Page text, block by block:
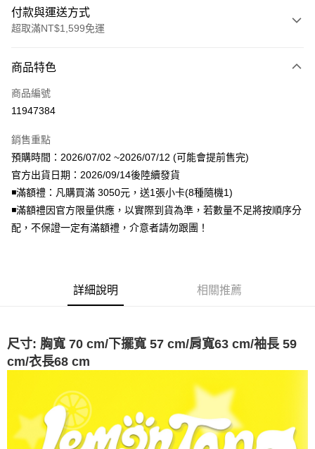
付款與運送方式
超取滿NT$1,599免運
信用卡一次付款
超商取貨付款
Apple Pay
街口支付
悠遊付
AFTEE先享後付
１．簡單：不需註冊會員、不需綁卡、不需儲值。
【「AFTEE先享後付」結帳流程】
１．於結帳方式選擇「AFTEE先享後付」後，將跳轉至「AFTEE先享後付」
２．訂單成立數日內，您將收到繳費通知簡訊。
３．收到繳費通知簡訊後14天內，點擊此簡訊中的連結，可透過四大超商／
ATM／網路銀行／等多元方式進行付款，方視為交易完成。
※ 請注意：結帳手續完成當下不需立刻繳費，但若您需要取消訂單，請聯絡
購買商品的店家。未經商家同意取消之訂單仍視為有效，需透過AFTEE先享
每筆NT$60，滿NT$1,599(含以上)免運費
每筆NT$60，滿NT$1,599(含以上)免運費
7-11取貨付款
每筆NT$60，滿NT$1,599(含以上)免運費
商品特色
商品編號
11947384
銷售重點
預購時間：2026/07/02 ~2026/07/12 (可能會提前售完)
官方出貨日期：2026/09/14後陸續發貨
◾️滿額禮：凡購買滿 3050元，送1張小卡(8種隨機1)
◾️滿額禮因官方限量供應，以實際到貨為準，若數量不足將按順序分
配，不保證一定有滿額禮，介意者請勿跟團！
詳細說明 相關推薦
尺寸: 胸寬 70 cm/下擺寬 57 cm/肩寬63 cm/袖長 59
cm/衣長68 cm